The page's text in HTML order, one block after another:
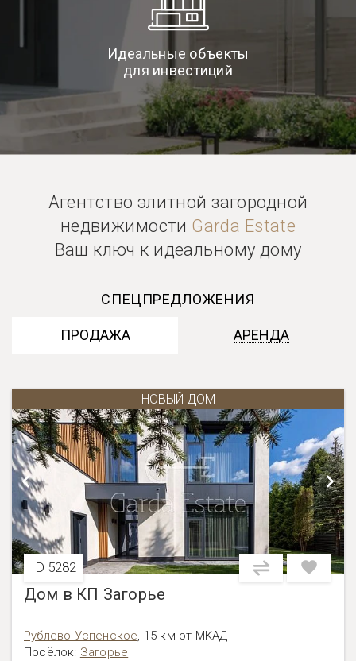
Идеальные объекты
для инвестиций
Агентство элитной загородной
недвижимости Garda Estate
Ваш ключ к идеальному дому
СПЕЦПРЕДЛОЖЕНИЯ
ПРОДАЖА АРЕНДА
НОВЫЙ ДОМ
ID 5282
Дом в КП Загорье
Рублево-Успенское, 15 км от МКАД
Посёлок: Загорье